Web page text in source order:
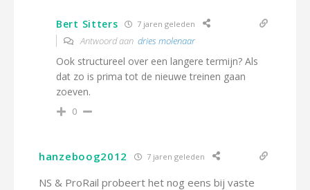
Bert Sitters 7 jaren geleden
Antwoord aan dries molenaar
Ook structureel over een langere termijn? Als
dat zo is prima tot de nieuwe treinen gaan
zoeven.
0
hanzeboog2012 7 jaren geleden
NS & ProRail probeert het nog eens bij vaste